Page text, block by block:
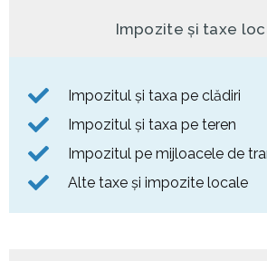
Impozite și taxe
Impozitul și taxa pe clădiri
Impozitul și taxa pe teren
Impozitul pe mijloacele de
Alte taxe și impozite locale